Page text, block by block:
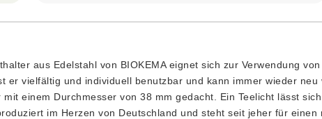
aus Edelstahl von BIOKEMA eignet sich zur Verwendung
er vielfältig und individuell benutzbar und kann immer wieder
mit einem Durchmesser von 38 mm gedacht. Ein Teelicht lässt
im Herzen von Deutschland und steht seit jeher für